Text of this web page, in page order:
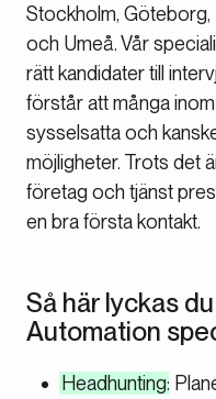
Stockholm, Göteborg,
och Umeå. Vår
rätt kandidater till
förstår att många
sysselsatta och
möjligheter. Trots det
företag och tjänst
en bra första kontakt.
Så här lyckas
Automation
Headhunting: